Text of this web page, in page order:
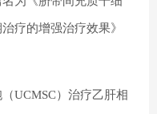
疗的增强治疗效果》
UCMSC）治疗乙肝相